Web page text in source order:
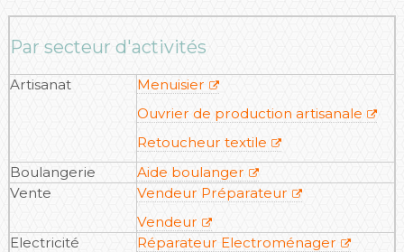
Par secteur d'activités
Artisanat
Menuisier
Ouvrier de production artisanale
Retoucheur textile
Boulangerie
Aide boulanger
Vente
Vendeur Préparateur
Vendeur
Electricité
Réparateur Electroménager